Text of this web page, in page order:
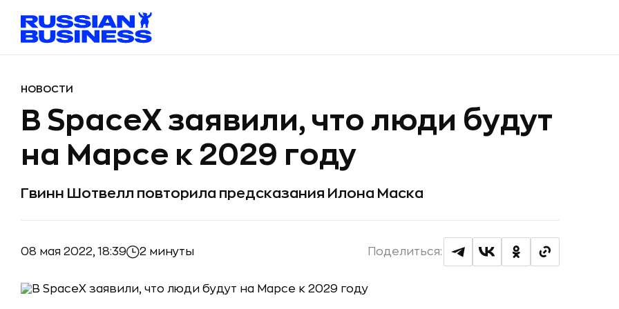
НОВОСТИ
В SpaceX заявили, что люди будут
на Марсе к 2029 году
Гвинн Шотвелл повторила предсказания Илона Маска
08 мая 2022, 18:39 2 минуты Поделиться: